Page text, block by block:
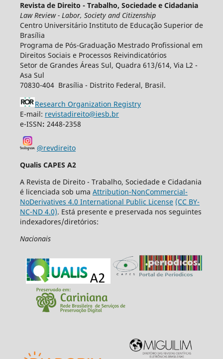
Revista de Direito - Trabalho, Sociedade e Cidadania
Law Review - Labor, Society and Citizenship
Centro Universitário Instituto de Educação Superior de
Brasília
Programa de Pós-Graduação Mestrado Profissional em
Direitos Sociais e Processos Reivindicatórios
Setor de Grandes Áreas Sul, Quadra 613/614, Via L2 -
Asa Sul
70830-404 Brasília - Distrito Federal, Brasil.
Research Organization Registry
E-mail: revistadireito@iesb.br
e-ISSN: 2448-2358
@revdireito
Qualis CAPES A2
A Revista de Direito - Trabalho, Sociedade e Cidadania
é licenciada sob uma Attribution-NonCommercial-
NoDerivatives 4.0 International Public License (CC BY-
NC-ND 4.0). Está presente e preservada nos seguintes
indexadores/diretórios:
Nacionais